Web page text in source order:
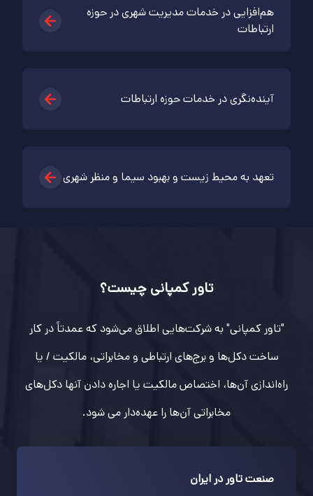
هم‌افزایی در خدمات مدیریت‌ شهری در حوزه
ارتباطات
آینده‌نگری در خدمات حوزه ارتباطات
تعهد به محیط زیست و بهبود سیما‌ و منظر شهری
تاور کمپانی چیست؟
"تاور کمپانی" به شرکت‌هایی اطلاق می‌شود که عمدتاً در کار
ساخت دکل‌ها و برج‌های ارتباطی و مخابراتی، مالکیت / یا
راه‌اندازی آن‌ها، اختصاص مالکیت یا اجاره دادن آنها دکل‌های
مخابراتی آن‌ها را عهده‌دار می شود.
صنعت تاور در ایران